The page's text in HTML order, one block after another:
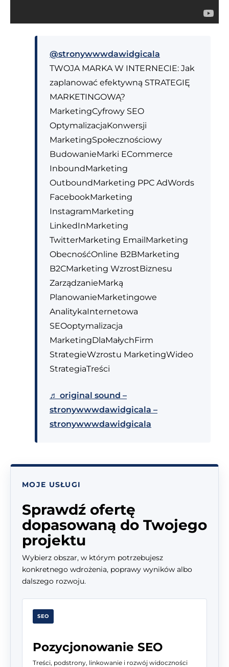
@stronywwwdawidgicala
TWOJA MARKA W INTERNECIE: Jak
zaplanować efektywną STRATEGIĘ
MARKETINGOWĄ?
MarketingCyfrowy SEO
OptymalizacjaKonwersji
MarketingSpołecznościowy
BudowanieMarki ECommerce
InboundMarketing
OutboundMarketing PPC AdWords
FacebookMarketing
InstagramMarketing
LinkedInMarketing
TwitterMarketing EmailMarketing
ObecnośćOnline B2BMarketing
B2CMarketing WzrostBiznesu
ZarządzanieMarką
PlanowanieMarketingowe
AnalitykaInternetowa
SEOoptymalizacja
MarketingDlaMałychFirm
StrategieWzrostu MarketingWideo
StrategiaTreści
♬ original sound –
stronywwwdawidgicala –
stronywwwdawidgicala
MOJE USŁUGI
Sprawdź ofertę
dopasowaną do Twojego
projektu
Wybierz obszar, w którym potrzebujesz
konkretnego wdrożenia, poprawy wyników albo
dalszego rozwoju.
SEO
Pozycjonowanie SEO
Treści, podstrony, linkowanie i rozwój widoczności